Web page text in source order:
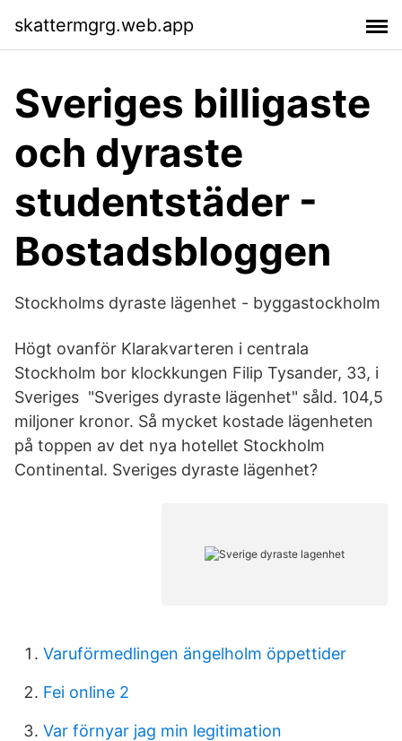
skattermgrg.web.app
Sveriges billigaste
och dyraste
studentstäder -
Bostadsbloggen
Stockholms dyraste lägenhet - byggastockholm
Högt ovanför Klarakvarteren i centrala
Stockholm bor klockkungen Filip Tysander, 33, i
Sveriges "Sveriges dyraste lägenhet" såld. 104,5
miljoner kronor. Så mycket kostade lägenheten
på toppen av det nya hotellet Stockholm
Continental. Sveriges dyraste lägenhet?
Varuförmedlingen ängelholm öppettider
Fei online 2
Var förnyar jag min legitimation